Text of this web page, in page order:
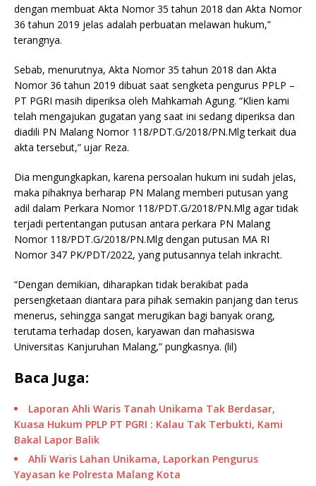
dengan membuat Akta Nomor 35 tahun 2018 dan Akta Nomor
36 tahun 2019 jelas adalah perbuatan melawan hukum,”
terangnya.
Sebab, menurutnya, Akta Nomor 35 tahun 2018 dan Akta
Nomor 36 tahun 2019 dibuat saat sengketa pengurus PPLP –
PT PGRI masih diperiksa oleh Mahkamah Agung. “Klien kami
telah mengajukan gugatan yang saat ini sedang diperiksa dan
diadili PN Malang Nomor 118/PDT.G/2018/PN.Mlg terkait dua
akta tersebut,” ujar Reza.
Dia mengungkapkan, karena persoalan hukum ini sudah jelas,
maka pihaknya berharap PN Malang memberi putusan yang
adil dalam Perkara Nomor 118/PDT.G/2018/PN.Mlg agar tidak
terjadi pertentangan putusan antara perkara PN Malang
Nomor 118/PDT.G/2018/PN.Mlg dengan putusan MA RI
Nomor 347 PK/PDT/2022, yang putusannya telah inkracht.
“Dengan demikian, diharapkan tidak berakibat pada
persengketaan diantara para pihak semakin panjang dan terus
menerus, sehingga sangat merugikan bagi banyak orang,
terutama terhadap dosen, karyawan dan mahasiswa
Universitas Kanjuruhan Malang,” pungkasnya. (lil)
Baca Juga:
Laporan Ahli Waris Tanah Unikama Tak Berdasar,
Kuasa Hukum PPLP PT PGRI : Kalau Tak Terbukti, Kami
Bakal Lapor Balik
Ahli Waris Lahan Unikama, Laporkan Pengurus
Yayasan ke Polresta Malang Kota